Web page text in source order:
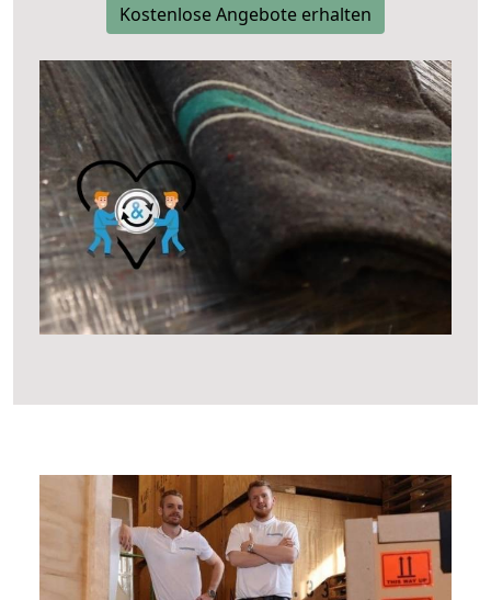
Kostenlose Angebote erhalten